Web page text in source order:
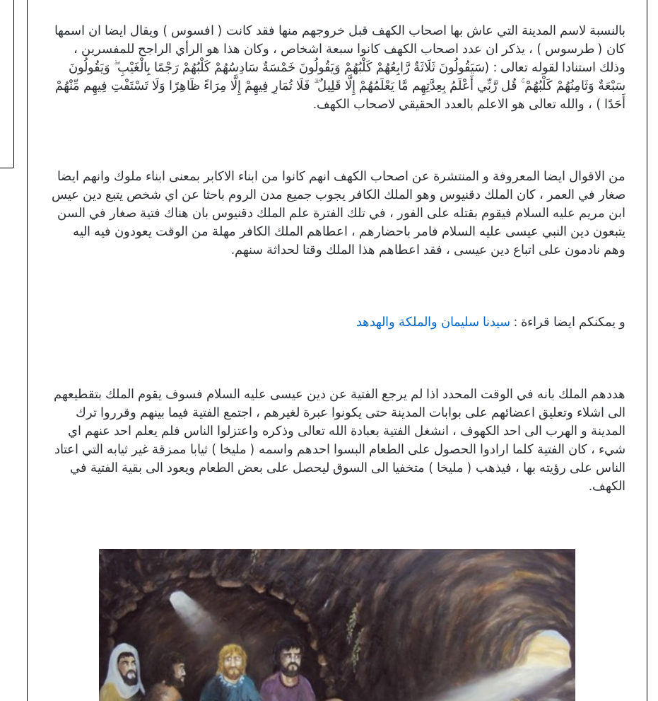
بالنسبة لاسم المدينة التي عاش بها اصحاب الكهف قبل خروجهم منها فقد كانت ( افسوس ) ويقال ايضا ان اسمها
كان ( طرسوس ) ، يذكر ان عدد اصحاب الكهف كانوا سبعة اشخاص ، وكان هذا هو الرأي الراجح للمفسرين ،
وذلك استنادا لقوله تعالى : (سَيَقُولُونَ ثَلَاثَةٌ رَّابِعُهُمْ كَلْبُهُمْ وَيَقُولُونَ خَمْسَةٌ سَادِسُهُمْ كَلْبُهُمْ رَجْمًا بِالْغَيْبِ ۖ وَيَقُولُونَ
سَبْعَةٌ وَثَامِنُهُمْ كَلْبُهُمْ ۚ قُل رَّبِّي أَعْلَمُ بِعِدَّتِهِم مَّا يَعْلَمُهُمْ إِلَّا قَلِيلٌ ۗ فَلَا تُمَارِ فِيهِمْ إِلَّا مِرَاءً ظَاهِرًا وَلَا تَسْتَفْتِ فِيهِم مِّنْهُمْ
أَحَدًا ) ، والله تعالى هو الاعلم بالعدد الحقيقي لاصحاب الكهف.
من الاقوال ايضا المعروفة و المنتشرة عن اصحاب الكهف انهم كانوا من ابناء الاكابر بمعنى ابناء ملوك وانهم ايضا
صغار في العمر ، كان الملك دقنيوس وهو الملك الكافر يجوب جميع مدن الروم باحثا عن اي شخص يتبع دين عيس
ابن مريم عليه السلام فيقوم بقتله على الفور ، في تلك الفترة علم الملك دقنيوس بان هناك فتية صغار في السن
يتبعون دين النبي عيسى عليه السلام فامر باحضارهم ، اعطاهم الملك الكافر مهلة من الوقت يعودون فيه اليه
وهم نادمون على اتباع دين عيسى ، فقد اعطاهم هذا الملك وقتا لحداثة سنهم.
و يمكنكم ايضا قراءة : سيدنا سليمان والملكة والهدهد
هددهم الملك بانه في الوقت المحدد اذا لم يرجع الفتية عن دين عيسى عليه السلام فسوف يقوم الملك بتقطيعهم
الى اشلاء وتعليق اعضائهم على بوابات المدينة حتى يكونوا عبرة لغيرهم ، اجتمع الفتية فيما بينهم وقرروا ترك
المدينة و الهرب الى احد الكهوف ، انشغل الفتية بعبادة الله تعالى وذكره واعتزلوا الناس فلم يعلم احد عنهم اي
شيء ، كان الفتية كلما ارادوا الحصول على الطعام البسوا احدهم واسمه ( مليخا ) ثيابا ممزقة غير ثيابه التي اعتاد
الناس على رؤيته بها ، فيذهب ( مليخا ) متخفيا الى السوق ليحصل على بعض الطعام ويعود الى بقية الفتية في
الكهف.